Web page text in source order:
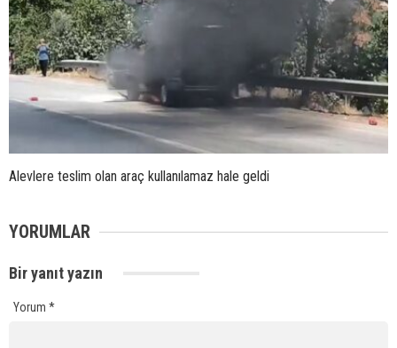
Alevlere teslim olan araç kullanılamaz hale geldi
YORUMLAR
Bir yanıt yazın
Yorum *